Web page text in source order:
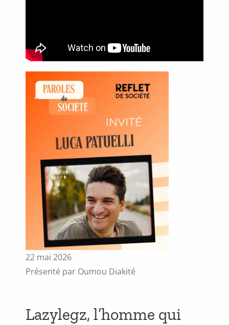
22 mai 2026
Présenté par Oumou Diakité
Lazylegz, l’homme qui